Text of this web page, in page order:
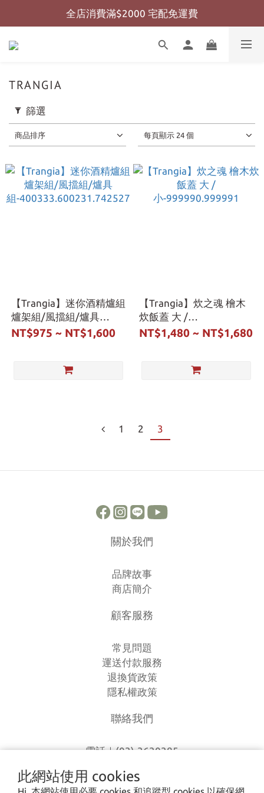
此網站使用 cookies
全店消費滿$999 超商免運費
全店消費滿$2000 宅配免運費
全店消費滿$999 超商免運費
TRANGIA
篩選
商品排序 每頁顯示 24 個
【Trangia】迷你酒精爐組
爐架組/風擋組/爐具
組-400333.600231.742527
NT$975 ~ NT$1,600
【Trangia】炊之魂 檜木
炊飯蓋 大 /
小-999990.999991
NT$1,480 ~ NT$1,680
1 2 3
關於我們
品牌故事
商店簡介
顧客服務
常見問題
運送付款服務
退換貨政策
隱私權政策
聯絡我們
電話｜(03)-3630385
信箱｜loverlien@gmail.com